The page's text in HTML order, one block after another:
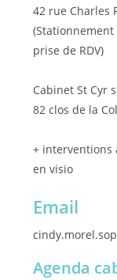
42 rue Charles
prise de RDV)
Cabinet St Cyr
82 clos de la
+ interventions
en visio
Email
Agenda